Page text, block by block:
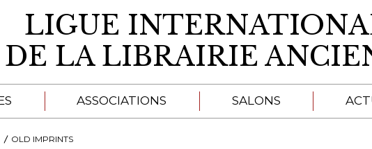
LIGUE
DE LA LIBRAIRIE
LA LILA
ASSOCIATIONS SALONS
OLD IMPRINTS